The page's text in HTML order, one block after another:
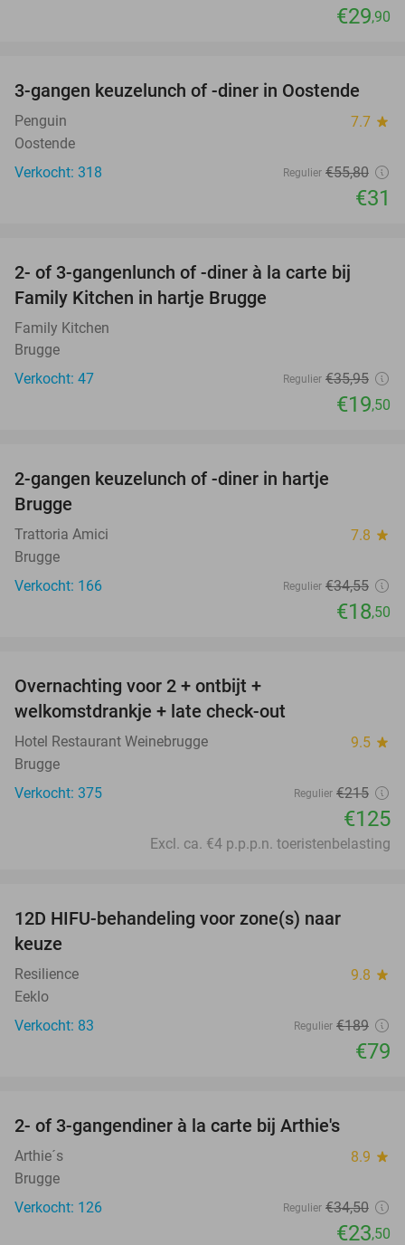
€29,90
44%
3-gangen keuzelunch of -diner in Oostende
Penguin 7.7 star
Oostende
Verkocht: 318
Regulier €55,80
€31
46%
2- of 3-gangenlunch of -diner à la carte bij
Family Kitchen in hartje Brugge
Family Kitchen
Brugge
Verkocht: 47
Regulier €35,95
€19,50
2-gangen keuzelunch of -diner in hartje
Brugge
Trattoria Amici 7.8 star
Brugge
Verkocht: 166
Regulier €34,55
€18,50
Overnachting voor 2 + ontbijt +
welkomstdrankje + late check-out
Hotel Restaurant Weinebrugge 9.5 star
Brugge
Verkocht: 375
Regulier €215
€125
Excl. ca. €4 p.p.p.n. toeristenbelasting
12D HIFU-behandeling voor zone(s) naar
keuze
Resilience 9.8 star
Eeklo
Verkocht: 83
Regulier €189
€79
2- of 3-gangendiner à la carte bij Arthie's
Arthie´s 8.9 star
Brugge
Verkocht: 126
Regulier €34,50
€23,50